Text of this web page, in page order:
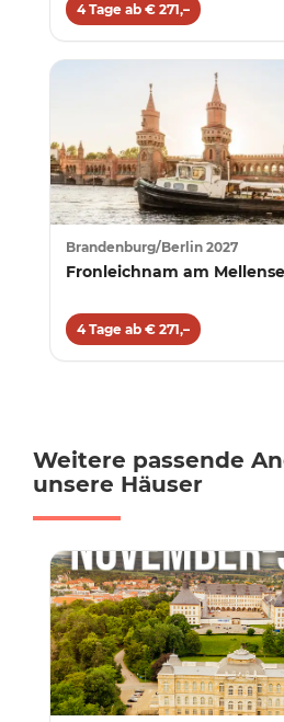
4 Tage ab € 271,–
Brandenburg/Berlin 2027
Fronleichnam am
4 Tage ab € 271,–
Weitere passende
unsere Häuser